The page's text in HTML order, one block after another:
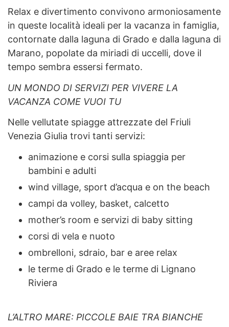
Relax e divertimento convivono armoniosamente
in queste località ideali per la vacanza in famiglia,
contornate dalla laguna di Grado e dalla laguna di
Marano, popolate da miriadi di uccelli, dove il
tempo sembra essersi fermato.
UN MONDO DI SERVIZI PER VIVERE LA
VACANZA COME VUOI TU
Nelle vellutate spiagge attrezzate del Friuli
Venezia Giulia trovi tanti servizi:
animazione e corsi sulla spiaggia per
bambini e adulti
wind village, sport d’acqua e on the beach
campi da volley, basket, calcetto
mother’s room e servizi di baby sitting
corsi di vela e nuoto
ombrelloni, sdraio, bar e aree relax
le terme di Grado e le terme di Lignano
Riviera
L’ALTRO MARE: PICCOLE BAIE TRA BIANCHE